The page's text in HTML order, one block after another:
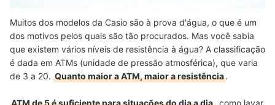
Muitos dos modelos da Casio são à prova d'água, o que é um
dos motivos pelos quais são tão procurados. Mas você sabia
que existem vários níveis de resistência à água? A classificação
é dada em ATMs (unidade de pressão atmosférica), que varia
de 3 a 20. Quanto maior a ATM, maior a resistência.